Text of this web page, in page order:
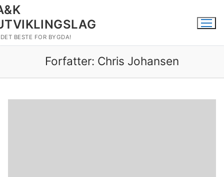
BESTE FOR BYGDA!
Forfatter: Chris Johansen